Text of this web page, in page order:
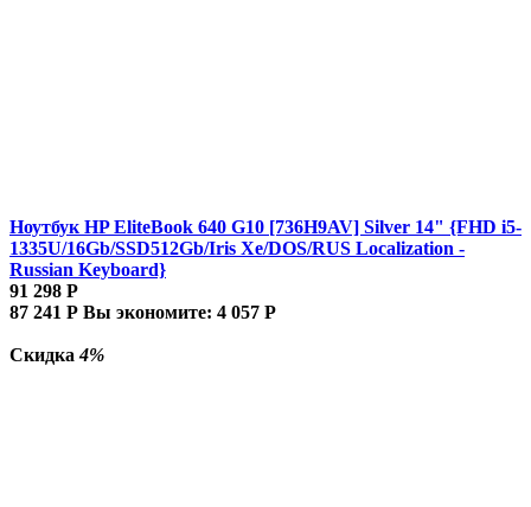
Ноутбук HP EliteBook 640 G10 [736H9AV] Silver 14" {FHD i5-
1335U/16Gb/SSD512Gb/Iris Xe/DOS/RUS Localization -
Russian Keyboard}
91 298 Р
87 241 Р Вы экономите: 4 057 Р
Скидка4%